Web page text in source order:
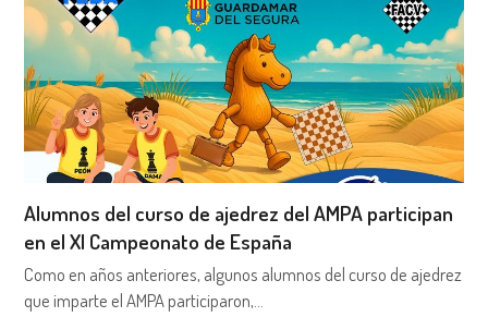
Alumnos del curso de ajedrez del AMPA participan
en el XI Campeonato de España
Como en años anteriores, algunos alumnos del curso de ajedrez
que imparte el AMPA participaron,…